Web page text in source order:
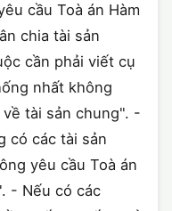
cầu Toà án Hàm
chia tài sản
cần phải viết cụ
nhất không
tài sản chung". -
có các tài sản
yêu cầu Toà án
- Nếu có các